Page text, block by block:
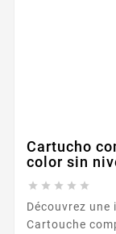
Cartucho
color sin
    
Découvrez
Cartouche